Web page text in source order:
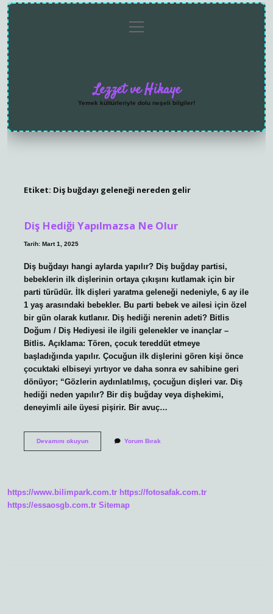
menüyü
aç
Lezzet ve Hikaye
Yemek kültürleriyle dolu neşeli bilgiler!
Etiket: Diş buğdayı geleneği nereden gelir
Diş Hediği Yapılmazsa Ne Olur
Tarih: Mart 1, 2025
Diş buğdayı hangi aylarda yapılır? Diş buğday partisi,
bebeklerin ilk dişlerinin ortaya çıkışını kutlamak için bir
parti türüdür. İlk dişleri yaratma geleneği nedeniyle, 6 ay ile
1 yaş arasındaki bebekler. Bu parti bebek ve ailesi için özel
bir gün olarak kutlanır. Diş hediği nerenin adeti? Bitlis
Doğum / Diş Hediyesi ile ilgili gelenekler ve inançlar –
Bitlis. Açıklama: Tören, çocuk tereddüt etmeye
başladığında yapılır. Çocuğun ilk dişlerini gören kişi önce
çocuktaki elbiseyi yırtıyor ve daha sonra ev sahibine geri
dönüyor; “Gözlerin aydınlatılmış, çocuğun dişleri var. Diş
hediği neden yapılır? Bir diş buğday veya dişhekimi,
deneyimli aile üyesi pişirir. Bir avuç…
Devamını okuyunDiş
Yorum Bırak
https://www.bilimpark.com.tr https://fotosafak.com.tr
https://essaosgb.com.tr Sitemap